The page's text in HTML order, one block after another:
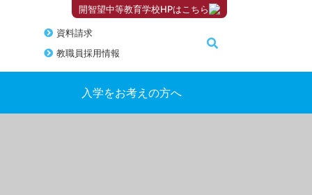
開智望中等教育学校HPはこちら
資料請求
教職員採用情報
入学をお考えの方へ